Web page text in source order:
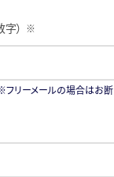
） ※
フリーメールの場合はお断